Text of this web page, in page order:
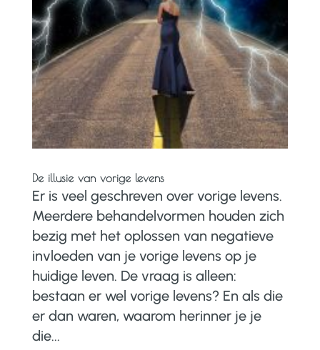
De illusie van vorige levens
Er is veel geschreven over vorige levens.
Meerdere behandelvormen houden zich
bezig met het oplossen van negatieve
invloeden van je vorige levens op je
huidige leven. De vraag is alleen:
bestaan er wel vorige levens? En als die
er dan waren, waarom herinner je je
die...